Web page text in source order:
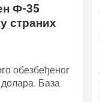
Ф-35
страних
обезбеђеног
База